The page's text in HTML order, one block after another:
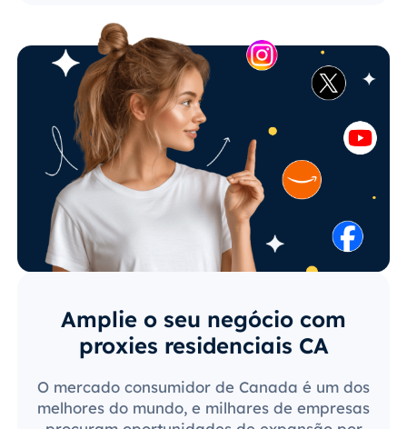
Amplie o seu negócio com
proxies residenciais CA
O mercado consumidor de Canada é um dos
melhores do mundo, e milhares de empresas